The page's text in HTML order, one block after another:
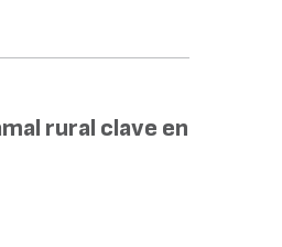
rural clave en